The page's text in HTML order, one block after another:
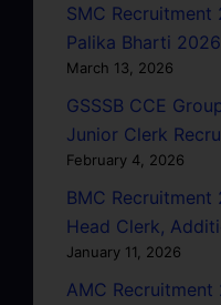
SMC
Palika Bharti 2026
March 13, 2026
GSSSB CCE
Junior Clerk
February 4, 2026
BMC
Head Clerk,
January 11, 2026
AMC Recruitment